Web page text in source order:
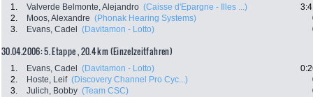
1. Valverde Belmonte, Alejandro (Caisse d'Epargne - Illes ...)
2.
Moos, Alexandre (Phonak Hearing Systems)
3.
Evans, Cadel (Davitamon - Lotto)
30.04.2006: 5. Etappe , 20.4 km (Einzelzeitfahren)
1. Evans, Cadel (Davitamon - Lotto)
2.
Hoste, Leif (Discovery Channel Pro Cyc...)
3.
Julich, Bobby (Team CSC)